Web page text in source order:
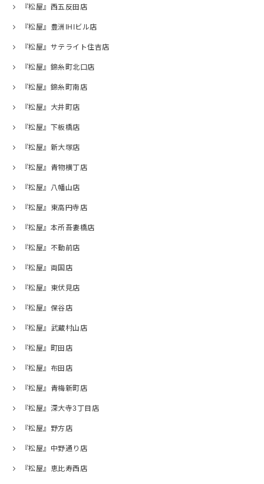
『松屋』西五反田店
『松屋』豊洲IHIビル店
『松屋』サテライト住吉店
『松屋』錦糸町北口店
『松屋』錦糸町南店
『松屋』大井町店
『松屋』下板橋店
『松屋』新大塚店
『松屋』青物横丁店
『松屋』八幡山店
『松屋』東高円寺店
『松屋』本所吾妻橋店
『松屋』不動前店
『松屋』両国店
『松屋』東伏見店
『松屋』保谷店
『松屋』武蔵村山店
『松屋』町田店
『松屋』布田店
『松屋』青梅新町店
『松屋』深大寺3丁目店
『松屋』野方店
『松屋』中野通り店
『松屋』恵比寿西店